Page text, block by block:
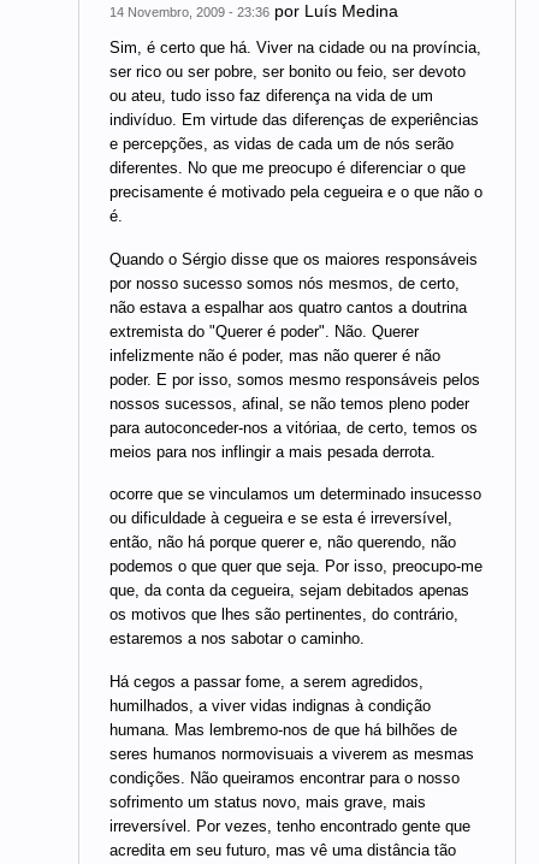
14 Novembro, 2009 - 23:36 por Luís Medina
Sim, é certo que há. Viver na cidade ou na província,
ser rico ou ser pobre, ser bonito ou feio, ser devoto
ou ateu, tudo isso faz diferença na vida de um
indivíduo. Em virtude das diferenças de experiências
e percepções, as vidas de cada um de nós serão
diferentes. No que me preocupo é diferenciar o que
precisamente é motivado pela cegueira e o que não o
é.
Quando o Sérgio disse que os maiores responsáveis
por nosso sucesso somos nós mesmos, de certo,
não estava a espalhar aos quatro cantos a doutrina
extremista do "Querer é poder". Não. Querer
infelizmente não é poder, mas não querer é não
poder. E por isso, somos mesmo responsáveis pelos
nossos sucessos, afinal, se não temos pleno poder
para autoconceder-nos a vitóriaa, de certo, temos os
meios para nos inflingir a mais pesada derrota.
ocorre que se vinculamos um determinado insucesso
ou dificuldade à cegueira e se esta é irreversível,
então, não há porque querer e, não querendo, não
podemos o que quer que seja. Por isso, preocupo-me
que, da conta da cegueira, sejam debitados apenas
os motivos que lhes são pertinentes, do contrário,
estaremos a nos sabotar o caminho.
Há cegos a passar fome, a serem agredidos,
humilhados, a viver vidas indignas à condição
humana. Mas lembremo-nos de que há bilhões de
seres humanos normovisuais a viverem as mesmas
condições. Não queiramos encontrar para o nosso
sofrimento um status novo, mais grave, mais
irreversível. Por vezes, tenho encontrado gente que
acredita em seu futuro, mas vê uma distância tão